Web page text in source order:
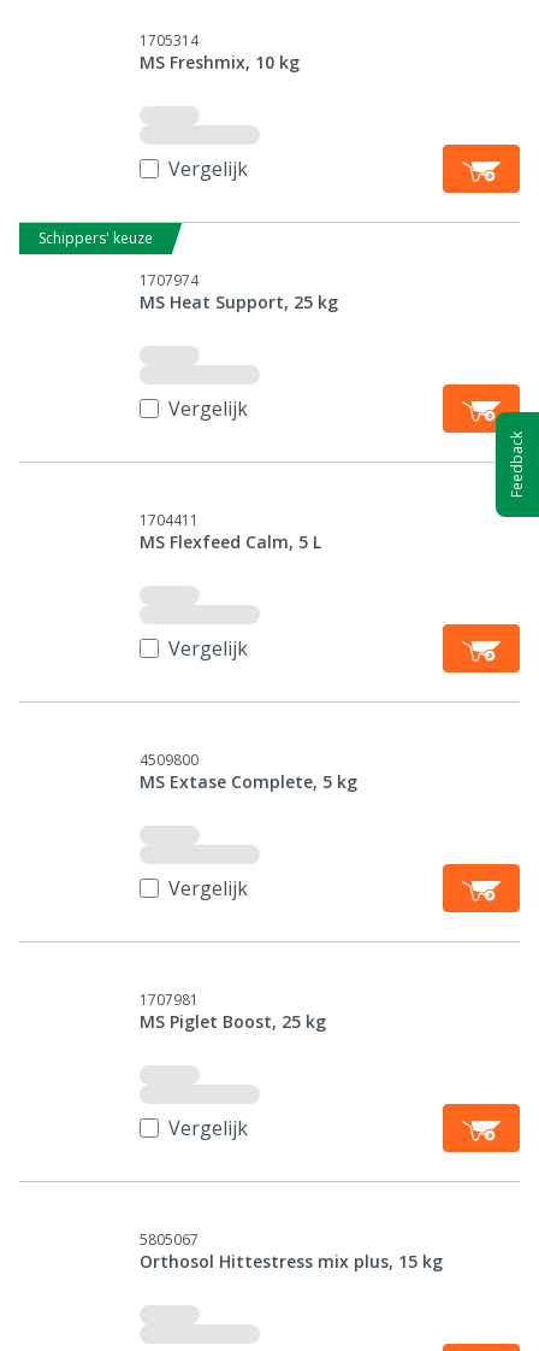
1705314
MS Freshmix, 10 kg
Vergelijk
Schippers' keuze
1707974
MS Heat Support, 25 kg
Vergelijk
1704411
MS Flexfeed Calm, 5 L
Vergelijk
4509800
MS Extase Complete, 5 kg
Vergelijk
1707981
MS Piglet Boost, 25 kg
Vergelijk
5805067
Orthosol Hittestress mix plus, 15 kg
Feedback